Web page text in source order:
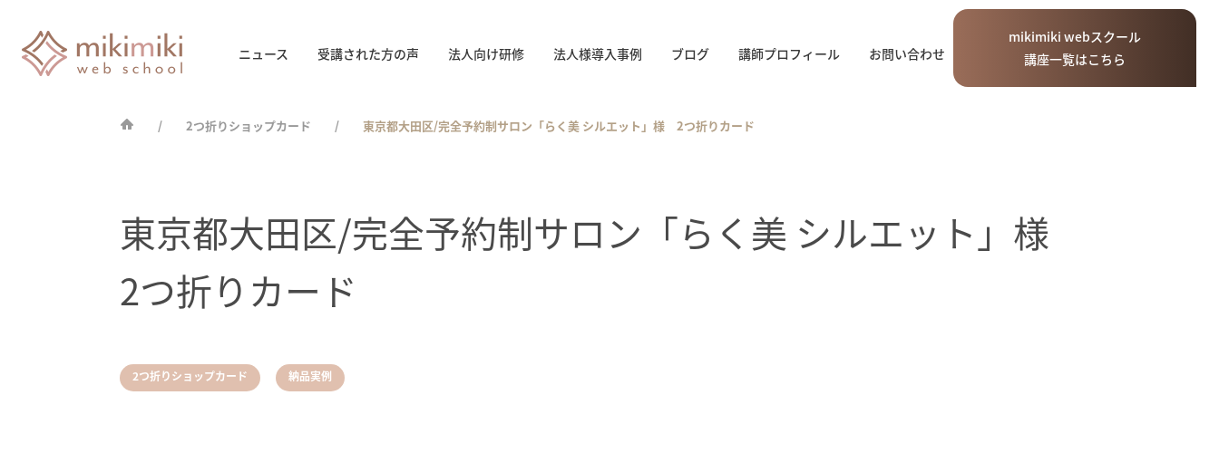
ニュース 受講された方の声 法人向け研修 法人様導入事例 ブログ 講師プロフィール お問い合わせ
mikimiki webスクール
講座一覧はこちら
2つ折りショップカード 東京都大田区/完全予約制サロン「らく美 シルエット」様 2つ折りカード
2つ折りショップカード 納品実例
東京都大田区/完全予約制サロン「らく美 シルエット」様
2つ折りカード